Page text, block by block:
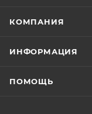
КОМПАНИЯ
ИНФОРМАЦИЯ
ПОМОЩЬ